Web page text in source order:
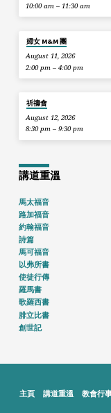
10:00 am – 11:30 am
婦女 M&M 團
August 11, 2026
2:00 pm – 4:00 pm
祈禱會
August 12, 2026
8:30 pm – 9:30 pm
講道重溫
馬太福音
路加福音
約翰福音
詩篇
馬可福音
以弗所書
使徒行傳
羅馬書
歌羅西書
腓立比書
創世記
主頁 講道重溫 教會行